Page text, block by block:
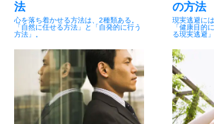
法
心を落ち着かせる方法は、2種類ある。
「自然に任せる方法」と「自発的に行う
方法」。
の方法
現実逃避に
「健康目的
る現実逃避